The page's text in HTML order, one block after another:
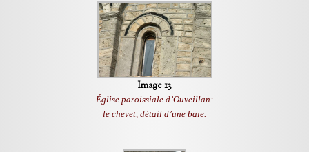
Image 13
Église paroissiale d’Ouveillan:
le chevet, détail d’une baie.